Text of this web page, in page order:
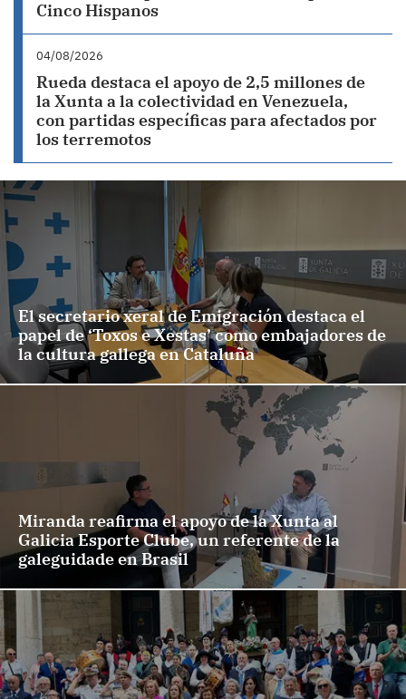
Cinco Hispanos
04/08/2026
Rueda destaca el apoyo de 2,5 millones de
la Xunta a la colectividad en Venezuela,
con partidas específicas para afectados por
los terremotos
El secretario xeral de Emigración destaca el
papel de ‘Toxos e Xestas’ como embajadores de
la cultura gallega en Cataluña
Miranda reafirma el apoyo de la Xunta al
Galicia Esporte Clube, un referente de la
galeguidade en Brasil